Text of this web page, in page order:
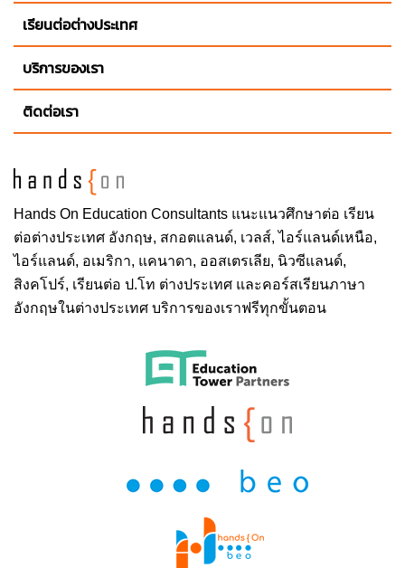
Hands On Education Consultants แนะแนวศึกษาต่อ เรียน
ต่อต่างประเทศ อังกฤษ, สกอตแลนด์, เวลส์, ไอร์แลนด์เหนือ,
ไอร์แลนด์, อเมริกา, แคนาดา, ออสเตรเลีย, นิวซีแลนด์,
สิงคโปร์, เรียนต่อ ป.โท ต่างประเทศ และคอร์สเรียนภาษา
อังกฤษในต่างประเทศ บริการของเราฟรีทุกขั้นตอน
เรียนต่อต่างประเทศ
บริการของเรา
ติดต่อเรา